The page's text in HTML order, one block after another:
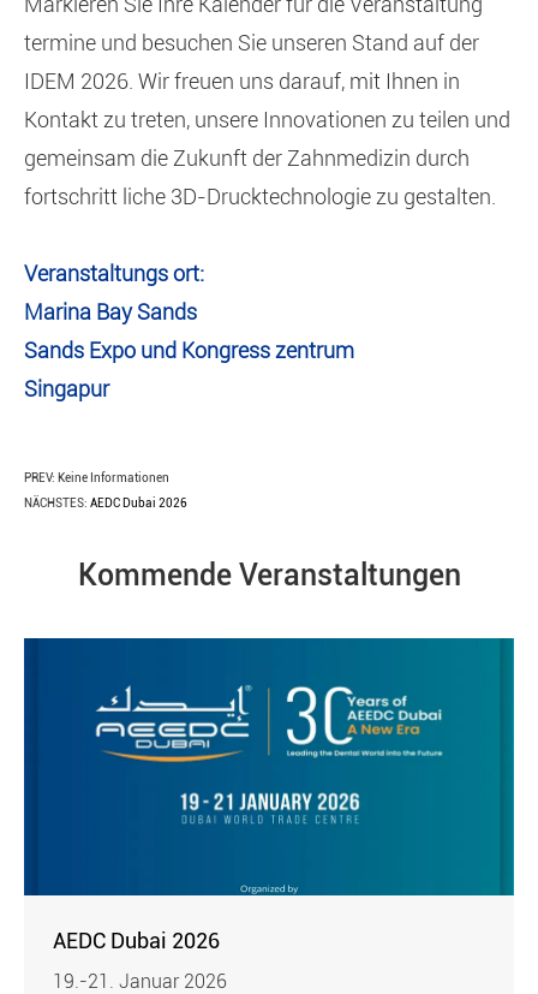
termine und besuchen Sie unseren Stand auf der
IDEM 2026. Wir freuen uns darauf, mit Ihnen in
Kontakt zu treten, unsere Innovationen zu teilen und
gemeinsam die Zukunft der Zahnmedizin durch
fortschritt liche 3D-Drucktechnologie zu gestalten.
Veranstaltungs ort:
Marina Bay Sands
Sands Expo und Kongress zentrum
Singapur
PREV: Keine Informationen
NÄCHSTES: AEDC Dubai 2026
Kommende Veranstaltungen
AEDC Dubai 2026
19.-21. Januar 2026